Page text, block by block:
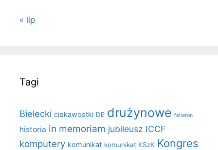
« lip
Tagi
Bielecki ciekawostki DE drużynowe felieton
historia in memoriam jubileusz ICCF
komputery komunikat komunikat KSzK Kongres